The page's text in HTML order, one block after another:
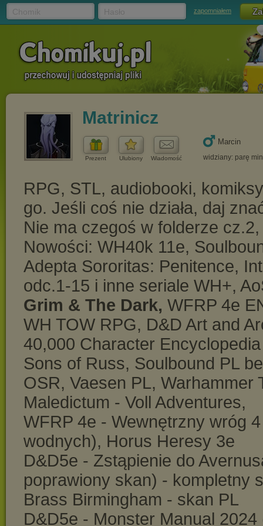
zapomniałem
Matrinicz
Prezent Ulubiony Wiadomość
Marcin
widziany: parę